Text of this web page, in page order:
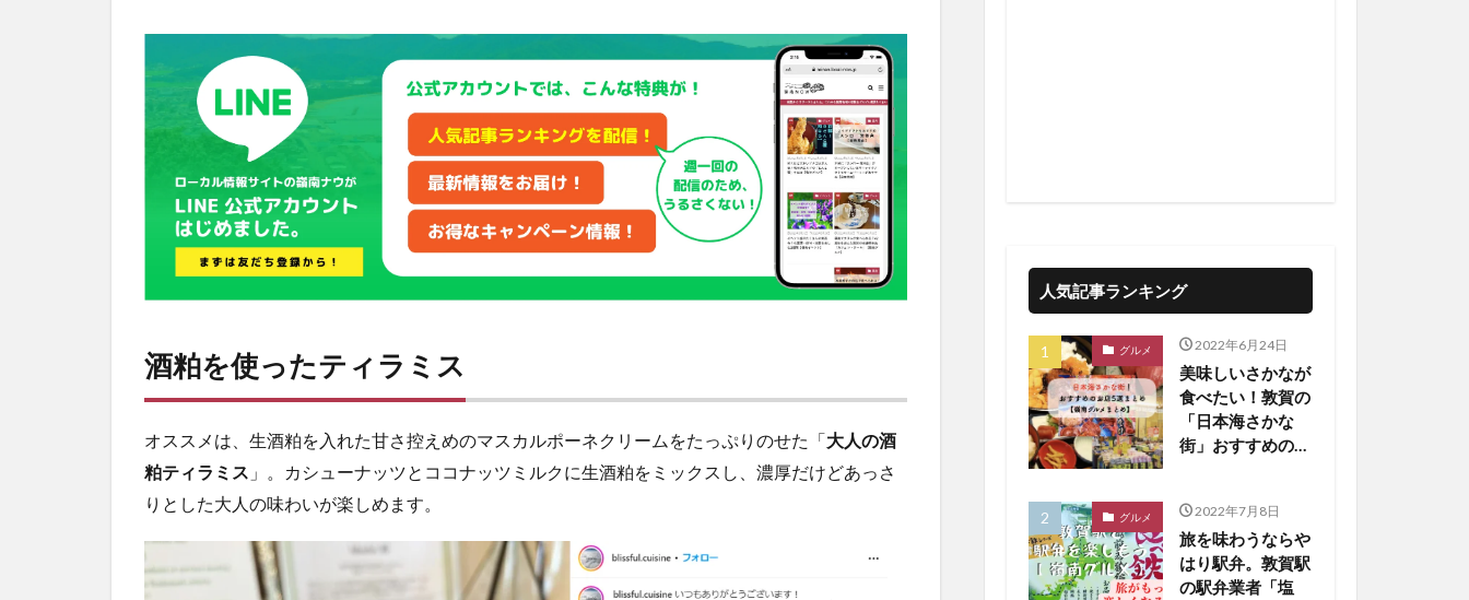
粕
ラ
ミ
ス
2
ラ
メ
ー
も
3
舗
情
酒粕を使ったティラミス
オススメは、生酒粕を入れた甘さ控えめのマスカルポーネクリームをたっぷりのせた「大人の酒
粕ティラミス 」。カシューナッツとココナッツミルクに生酒粕をミックスし、濃厚だけどあっさ
りとした大人の味わいが楽しめます。
人気記事ランキング
グルメ 2022年6月24日
美味しいさかなが
食べたい！敦賀の
「日本海さかな
街」おすすめのお
グルメ 2022年7月8日
旅を味わうならや
はり駅弁。敦賀駅
の駅弁業者「塩